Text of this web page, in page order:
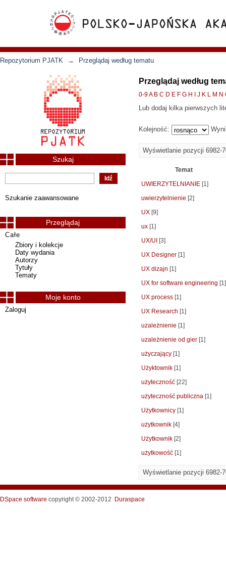
Repozytorium PJATK → Przeglądaj według tematu
Przeglądaj według
0-9A B C D E F G H J K L M N
Lub dodaj kilka pierwszych
Kolejność:
Wyświetlanie pozycji 6982-
Temat
UWIERZYTELNIANIE [1]
uwierzytelnienie [2]
UX [9]
ux [1]
UX/UI
[3]
UX Designer [1]
UX dizajn [1]
UX for software engineering [1]
UX process [1]
UX Research [1]
uzależnienie [1]
uzależnienie od gier [1]
użyczający [1]
Użyktownik [1]
użyteczność [22]
użyteczność publiczna [1]
Użytkownicy [1]
użytkownik [4]
Użytkownik [2]
użytkowość [1]
Wyświetlanie pozycji 6982-
Szukaj
Szukanie zaawansowane
Przeglądaj
Całe
Zbiory i kolekcje
Daty wydania
Autorzy
Tytuły
Tematy
Moje konto
Zaloguj
DSpace software copyright © 2002-2012 Duraspace